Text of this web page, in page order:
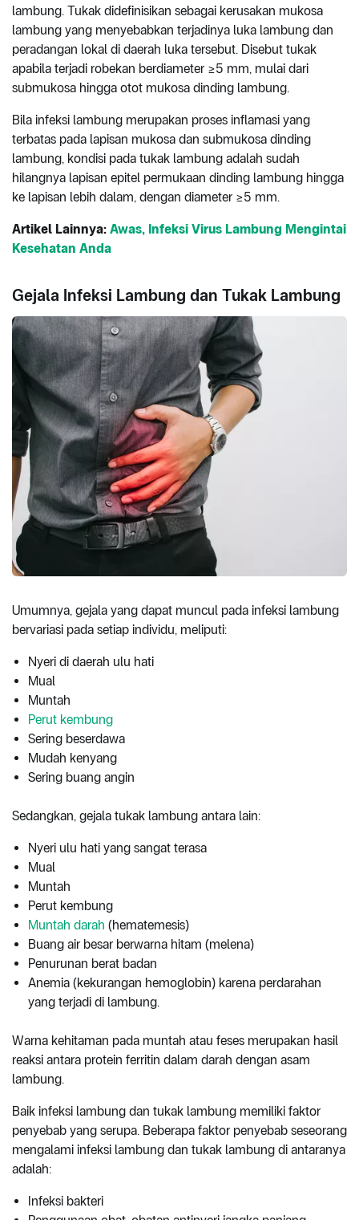
lambung. Tukak didefinisikan sebagai kerusakan mukosa
lambung yang menyebabkan terjadinya luka lambung dan
peradangan lokal di daerah luka tersebut. Disebut tukak
apabila terjadi robekan berdiameter ≥5 mm, mulai dari
submukosa hingga otot mukosa dinding lambung.
Bila infeksi lambung merupakan proses inflamasi yang
terbatas pada lapisan mukosa dan submukosa dinding
lambung, kondisi pada tukak lambung adalah sudah
hilangnya lapisan epitel permukaan dinding lambung hingga
ke lapisan lebih dalam, dengan diameter ≥5 mm.
Artikel Lainnya: Awas, Infeksi Virus Lambung Mengintai
Kesehatan Anda
Gejala Infeksi Lambung dan Tukak Lambung
Umumnya, gejala yang dapat muncul pada infeksi lambung
bervariasi pada setiap individu, meliputi:
Nyeri di daerah ulu hati
Mual
Muntah
Perut kembung
Sering beserdawa
Mudah kenyang
Sering buang angin
Sedangkan, gejala tukak lambung antara lain:
Nyeri ulu hati yang sangat terasa
Mual
Muntah
Perut kembung
Muntah darah (hematemesis)
Buang air besar berwarna hitam (melena)
Penurunan berat badan
Anemia (kekurangan hemoglobin) karena perdarahan
yang terjadi di lambung.
Warna kehitaman pada muntah atau feses merupakan hasil
reaksi antara protein ferritin dalam darah dengan asam
lambung.
Baik infeksi lambung dan tukak lambung memiliki faktor
penyebab yang serupa. Beberapa faktor penyebab seseorang
mengalami infeksi lambung dan tukak lambung di antaranya
adalah:
Infeksi bakteri